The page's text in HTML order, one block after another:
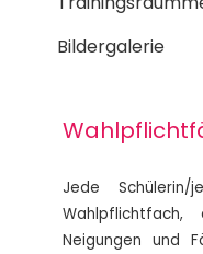
Bildergalerie
Jede
Wahlpflichtfach,
Neigungen und